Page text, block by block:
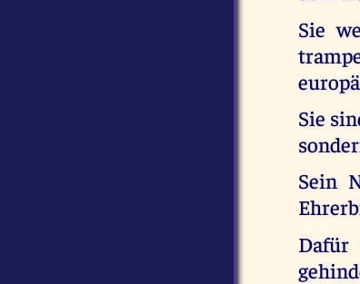
Sie
Sie
Sein
Dafür